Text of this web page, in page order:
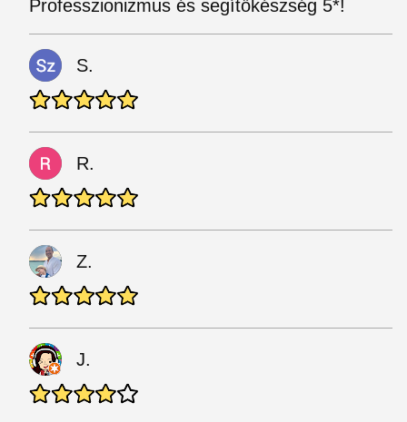
Professzionizmus és segítőkészség 5*!
S.
R.
Z.
J.